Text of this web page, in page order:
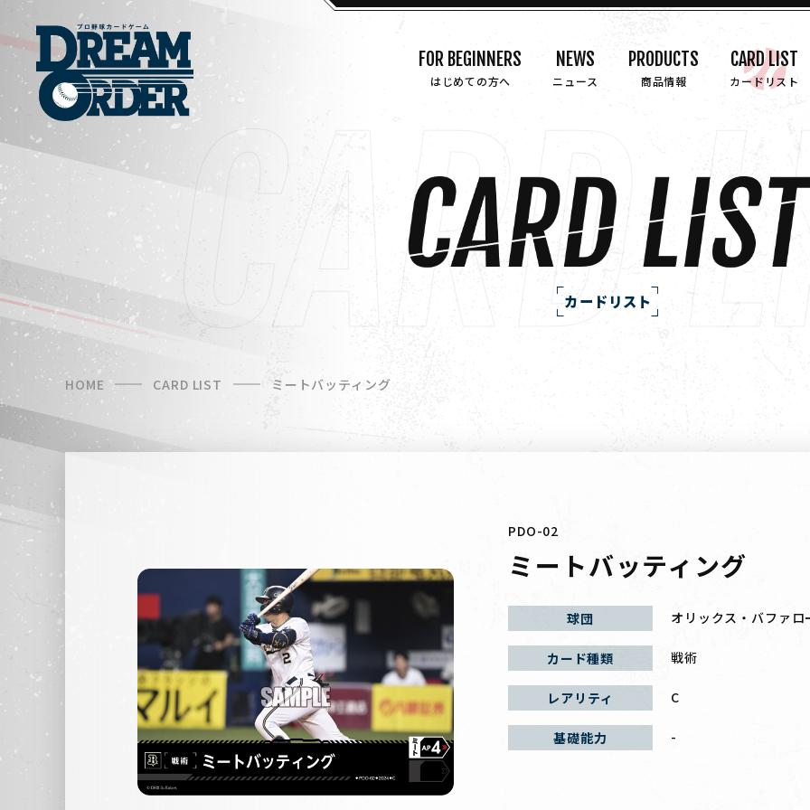
FOR BEGINNERS
はじめての方へ
NEWS
ニュース
PRODUCTS
商品情報
CARD LIST
カードリスト
カードリスト
HOME CARD LIST ミートバッティング
PDO-02
ミートバッティング
球団 オリックス・バファロ
カード種類 戦術
レアリティ C
基礎能力 -